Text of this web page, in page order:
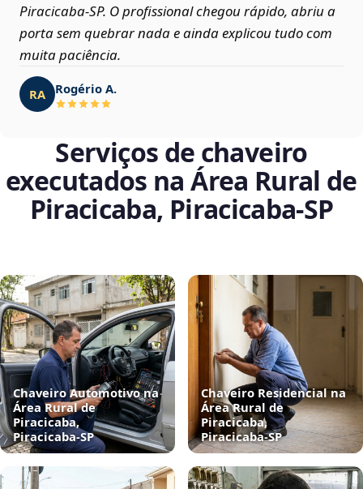
Piracicaba‑SP. O profissional chegou rápido, abriu a
porta sem quebrar nada e ainda explicou tudo com
muita paciência.
RA Rogério A.
Serviços de chaveiro
executados na Área Rural de
Piracicaba, Piracicaba‑SP
Chaveiro Automotivo na
Área Rural de
Piracicaba,
Piracicaba‑SP
Chaveiro Residencial na
Área Rural de
Piracicaba,
Piracicaba‑SP